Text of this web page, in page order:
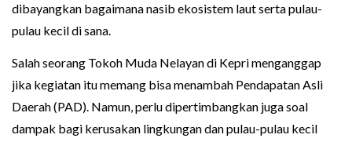
dibayangkan bagaimana nasib ekosistem laut serta pulau-
pulau kecil di sana.
Salah seorang Tokoh Muda Nelayan di Kepri menganggap
jika kegiatan itu memang bisa menambah Pendapatan Asli
Daerah (PAD). Namun, perlu dipertimbangkan juga soal
dampak bagi kerusakan lingkungan dan pulau-pulau kecil